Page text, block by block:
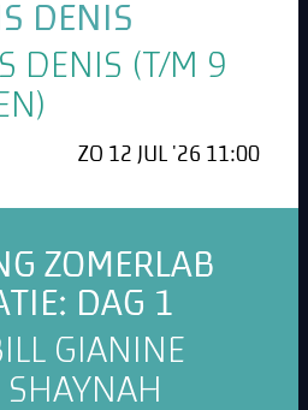
DENIS
DENIS (T/M 9
ZO 12 JUL '26 11:00
ZOMERLAB
DAG 1
GIANINE
SHAYNAH